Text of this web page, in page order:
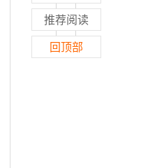
推荐阅读
回顶部